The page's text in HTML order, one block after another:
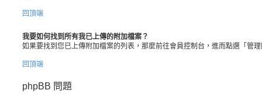
回頂端
我要如何找到所有我已上傳的附加檔案？
如果要找到您已上傳附加檔案的列表，那麼前往會員控制台，進而點選「管
回頂端
phpBB 問題